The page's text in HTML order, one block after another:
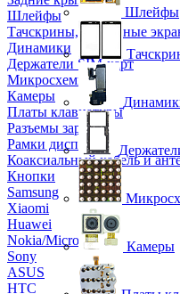
Шлейфы
Тачскрины, сенсорные
Динамики
Держатели SIM-карт
Микросхемы
Камеры
Платы клавиатуры
Разъемы зарядки
Рамки дисплея
Коаксиальный кабель и
Кнопки
Samsung
Xiaomi
Huawei
Nokia/Microsoft
Sony
ASUS
HTC
Шлейфы
Камеры